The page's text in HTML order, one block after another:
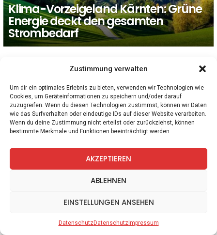
Zustimmung verwalten
Um dir ein optimales Erlebnis zu bieten, verwenden wir Technologien wie
Cookies, um Geräteinformationen zu speichern und/oder darauf
zuzugreifen. Wenn du diesen Technologien zustimmst, können wir Daten
wie das Surfverhalten oder eindeutige IDs auf dieser Website verarbeiten.
Wenn du deine Zustimmung nicht erteilst oder zurückziehst, können
bestimmte Merkmale und Funktionen beeinträchtigt werden.
AKZEPTIEREN
ABLEHNEN
EINSTELLUNGEN ANSEHEN
DatenschutzDatenschutzImpressum
Klima-Vorzeigeland Kärnten: Grüne
Energie deckt den gesamten
Strombedarf
Spiele Zitate Kontakt Datenschutz Impressum